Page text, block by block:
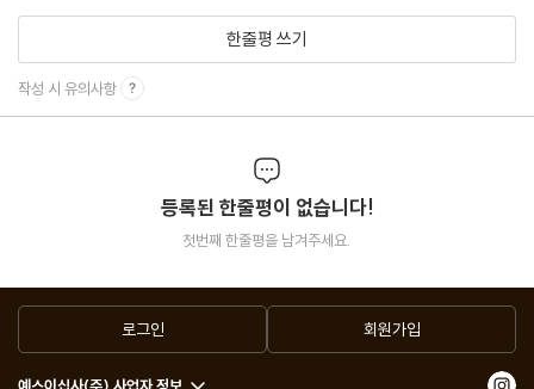
한줄평 쓰기
작성 시 유의사항
등록된 한줄평이 없습니다!
첫번째 한줄평을 남겨주세요.
로그인 회원가입